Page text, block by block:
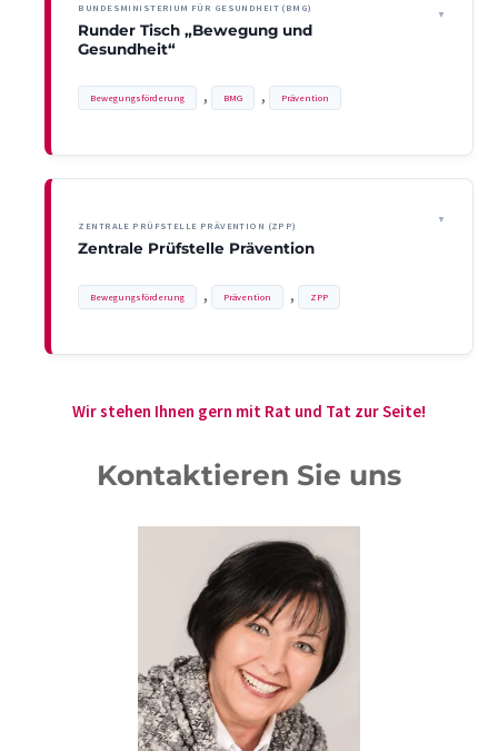
BUNDESMINISTERIUM FÜR GESUNDHEIT (BMG)
Runder Tisch „Bewegung und
Gesundheit“
Bewegungsförderung , BMG , Prävention
ZENTRALE PRÜFSTELLE PRÄVENTION (ZPP)
Zentrale Prüfstelle Prävention
Bewegungsförderung , Prävention , ZPP
Wir stehen Ihnen gern mit Rat und Tat zur Seite!
Kontaktieren Sie uns